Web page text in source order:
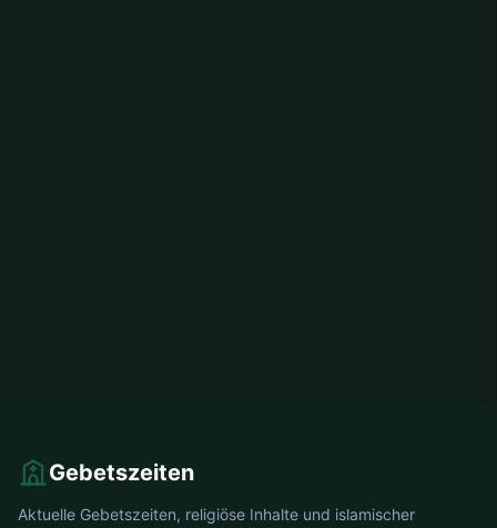
Gebetszeiten
Aktuelle Gebetszeiten, religiöse Inhalte und islamischer